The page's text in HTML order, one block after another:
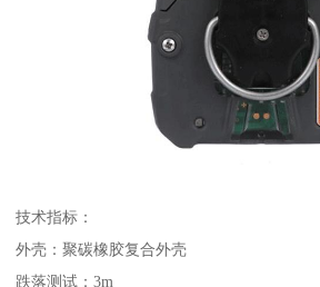
技术指标：
外壳：聚碳橡胶复合外壳
跌落测试：3m